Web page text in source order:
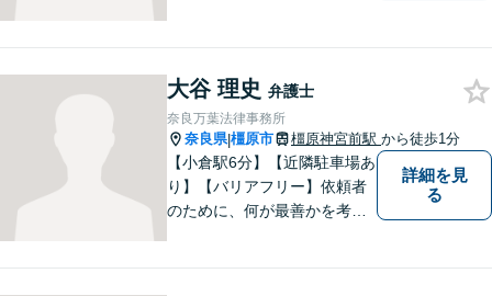
発生前のご相談も受け付けて
おります。【電話相談可】
大谷 理史 弁護士
奈良万葉法律事務所
奈良県|橿原市 橿原神宮前駅 から徒歩1分
【小倉駅6分】【近隣駐車場あ
り】【バリアフリー】依頼者
のために、何が最善かを考
詳細を見
る